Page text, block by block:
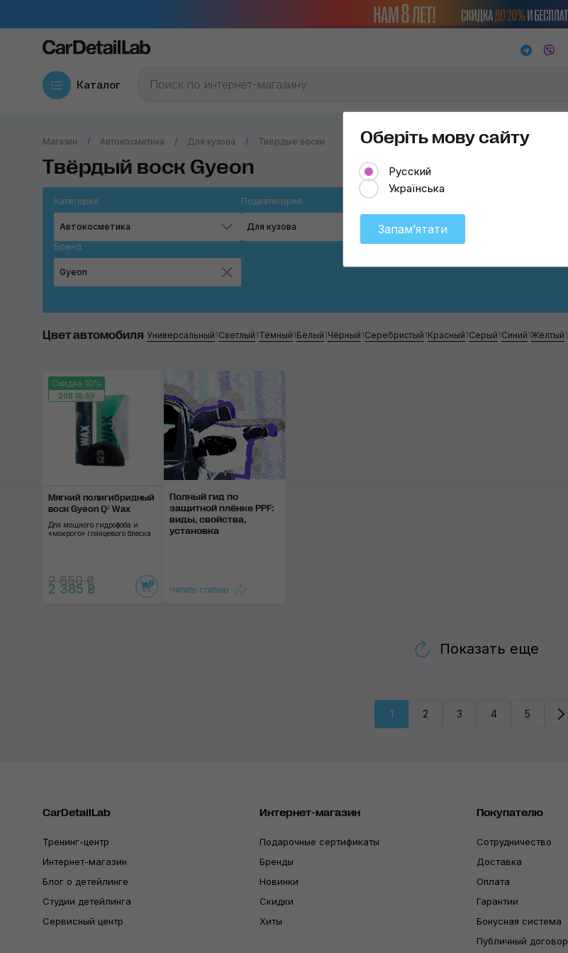
Каталог
Магазин Автокосметика Для кузова Твёрдые воски
Твёрдый воск Gyeon
Категория
Автокосметика
Подкатегория
Для кузова Твёрдые воски
Бренд
Gyeon
Prospec
K2
Zvizzer
Gyeon
SOFT99
SGCB
Применить
Цвет автомобиля Универсальный1Светлый1Тёмный1Белый1Чёрный1Серебристый1Красный1Серый1Синий1Жёлтый1
Скидка 10%
208:16:59
Мягкий полигибрид­ный
воск Gyeon Q² Wax
Для мощного гидрофоба и
«мокрого» глянцевого блеска
2 650 ₴
2 385 ₴
Полный гид по
защитной плёнке PPF:
виды, свойства,
установка
Читать статью
Показать еще
1 2 3 4 5
CarDetailLab
Тренинг-центр
Интернет-магазин
Блог о детейлинге
Студии детейлинга
Сервисный центр
Интернет-магазин
Подарочные сертификаты
Бренды
Новинки
Скидки
Хиты
Покупателю
Сотрудничество
Доставка
Оплата
Гарантии
Бонусная система
Публичный договор
Оберіть мову сайту
Русский
Українська
Запамʼятати